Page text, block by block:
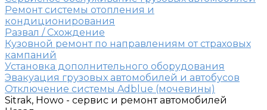
Ремонт системы отопления и
кондиционирования
Развал / Схождение
Кузовной ремонт по направлениям от страховых
кампаний
Установка дополнительного оборудования
Эвакуация грузовых автомобилей и автобусов
Отключение системы Adblue (мочевины)
Sitrak, Howo - сервис и ремонт автомобилей